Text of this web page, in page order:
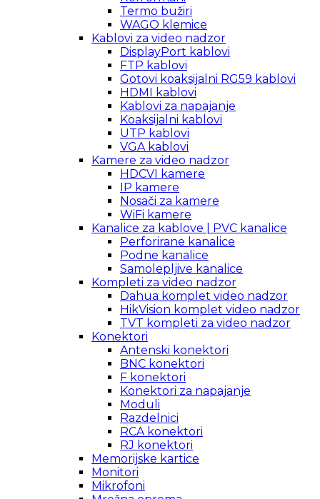
Termo bužiri
WAGO klemice
Kablovi za video nadzor
DisplayPort kablovi
FTP kablovi
Gotovi koaksijalni RG59 kablovi
HDMI kablovi
Kablovi za napajanje
Koaksijalni kablovi
UTP kablovi
VGA kablovi
Kamere za video nadzor
HDCVI kamere
IP kamere
Nosači za kamere
WiFi kamere
Kanalice za kablove | PVC kanalice
Perforirane kanalice
Podne kanalice
Samolepljive kanalice
Kompleti za video nadzor
Dahua komplet video nadzor
HikVision komplet video nadzor
TVT kompleti za video nadzor
Konektori
Antenski konektori
BNC konektori
F konektori
Konektori za napajanje
Moduli
Razdelnici
RCA konektori
RJ konektori
Memorijske kartice
Monitori
Mikrofoni